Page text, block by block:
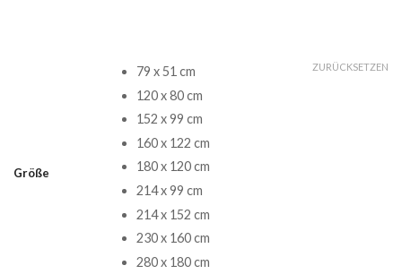
Größe
79 x 51 cm
120 x 80 cm
152 x 99 cm
160 x 122 cm
180 x 120 cm
214 x 99 cm
214 x 152 cm
230 x 160 cm
280 x 180 cm
ZURÜCKSETZEN